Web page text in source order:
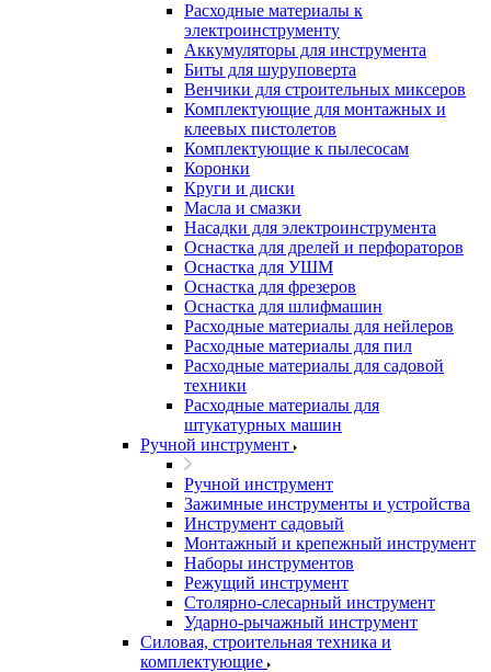
Расходные материалы к
электроинструменту
Аккумуляторы для инструмента
Биты для шуруповерта
Венчики для строительных миксеров
Комплектующие для монтажных и
клеевых пистолетов
Комплектующие к пылесосам
Коронки
Круги и диски
Масла и смазки
Насадки для электроинструмента
Оснастка для дрелей и перфораторов
Оснастка для УШМ
Оснастка для фрезеров
Оснастка для шлифмашин
Расходные материалы для нейлеров
Расходные материалы для пил
Расходные материалы для садовой
техники
Расходные материалы для
штукатурных машин
Ручной инструмент
Ручной инструмент
Зажимные инструменты и устройства
Инструмент садовый
Монтажный и крепежный инструмент
Наборы инструментов
Режущий инструмент
Столярно-слесарный инструмент
Ударно-рычажный инструмент
Силовая, строительная техника и
комплектующие